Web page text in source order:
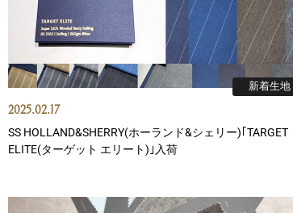
2025.02.17
新着生地
SS HOLLAND&SHERRY(ホーランド&シェリー)｢TARGET
ELITE(ターゲット エリート)｣入荷